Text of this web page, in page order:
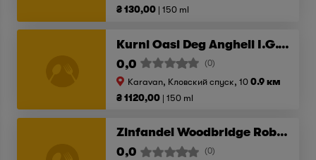
₴ 130,00
150 ml
Kurni Oasi Deg Angheli I.G.T. 2015
0,0
(0)
Karavan, Кловский спуск, 100.9 км
₴ 1120,00
150 ml
Zinfandel Woodbridge Robert Mondavi 2016
0,0
(0)